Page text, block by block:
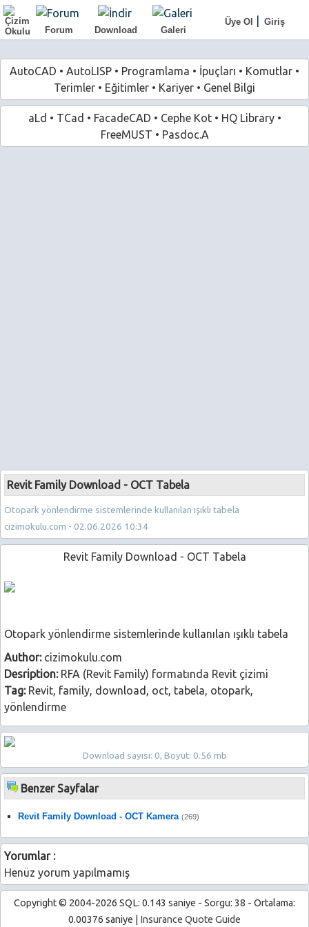
Üye Ol
Giriş
Forum
Download Galeri
AutoCAD • AutoLISP • Programlama • İpuçları • Komutlar •
Terimler • Eğitimler • Kariyer • Genel Bilgi
aLd • TCad • FacadeCAD • Cephe Kot• HQ Library•
FreeMUST • Pasdoc.A
Revit Family Download - OCT Tabela
Otopark yönlendirme sistemlerinde kullanılan ışıklı tabela
cizimokulu.com - 02.06.2026 10:34
Revit Family Download - OCT Tabela
Otopark yönlendirme sistemlerinde kullanılan ışıklı tabela
Author:cizimokulu.com
Desription:RFA (Revit Family) formatında Revit çizimi
Tag:Revit, family, download, oct, tabela, otopark,
yönlendirme
Download sayısı: 0, Boyut: 0.56 mb
Benzer Sayfalar
Revit Family Download - OCT Kamera (269)
Yorumlar :
Henüz yorum yapılmamış
Copyright © 2004-2026 SQL: 0.143 saniye - Sorgu: 38 - Ortalama:
0.00376 saniye | Insurance Quote Guide